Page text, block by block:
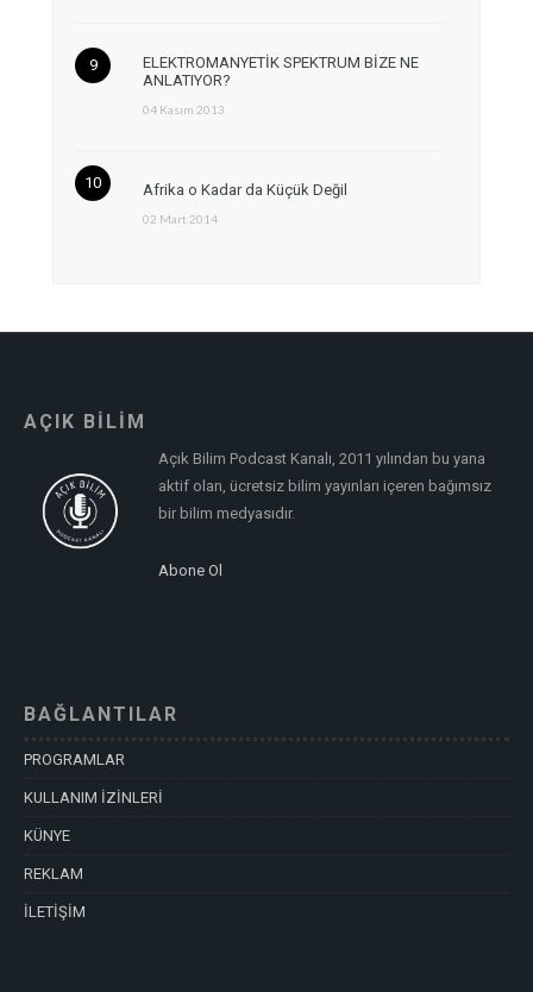
ELEKTROMANYETİK SPEKTRUM BİZE NE
ANLATIYOR?
04 Kasım 2013
Afrika o Kadar da Küçük Değil
02 Mart 2014
AÇIK BİLİM
Açık Bilim Podcast Kanalı, 2011 yılından bu yana
aktif olan, ücretsiz bilim yayınları içeren bağımsız
bir bilim medyasıdır.
Abone Ol
BAĞLANTILAR
PROGRAMLAR
KULLANIM İZİNLERİ
KÜNYE
REKLAM
İLETİŞİM